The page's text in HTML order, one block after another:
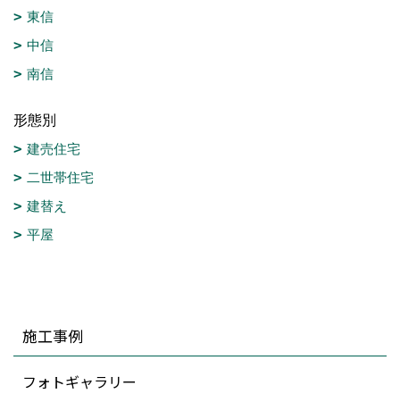
東信
中信
南信
形態別
建売住宅
二世帯住宅
建替え
平屋
施工事例
フォトギャラリー